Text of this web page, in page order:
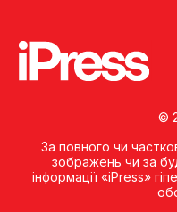
©
За повного чи
зображень чи за
інформації «iPress»